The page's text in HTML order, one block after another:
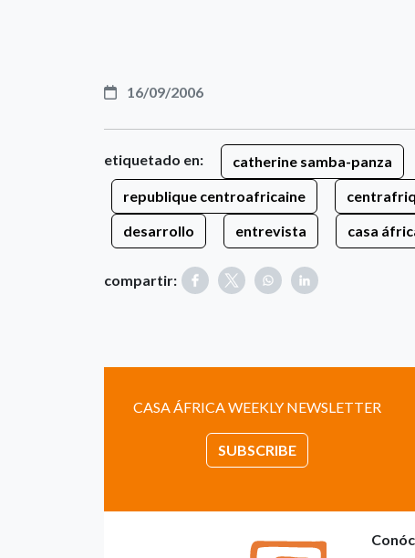
16/09/2006
etiquetado en: catherine samba-panza
republique centroafricaine
desarrollo
entrevista casa
compartir:
CASA ÁFRICA WEEKLY NEWSLETTER
SUBSCRIBE